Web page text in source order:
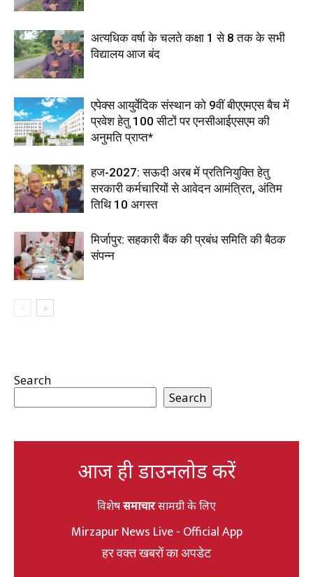
अत्यधिक वर्षा के चलते कक्षा 1 से 8 तक के सभी
विद्यालय आज बंद
एपेक्स आयुर्वेदिक संस्थान को 9वीं बीएएमएस बैच में
प्रवेश हेतु 100 सीटों पर एनसीआईएसएम की
अनुमति प्राप्त*
हज-2027: सऊदी अरब में प्रतिनियुक्ति हेतु
सरकारी कर्मचारियों से आवेदन आमंत्रित, अंतिम
तिथि 10 अगस्त
मिर्जापुर: सहकारी बैंक की प्रबंध समिति की बैठक
संपन्न
Search
Search
आज ही डाउनलोड करें
विशेषसमाचारसामग्री के लिए
Mirzapur News Live - Official App
हर वक्त खबरों का अपडेट